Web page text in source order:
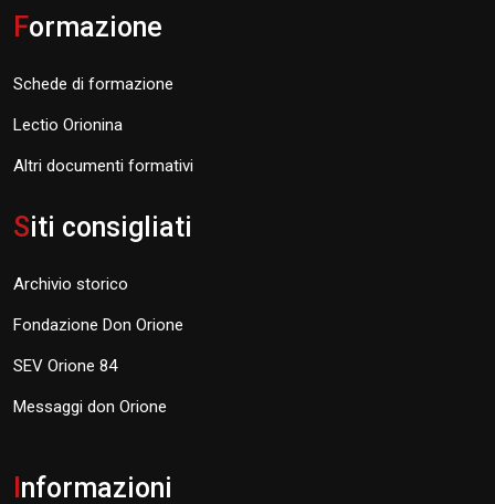
Formazione
Schede di formazione
Lectio Orionina
Altri documenti formativi
Siti consigliati
Archivio storico
Fondazione Don Orione
SEV Orione 84
Messaggi don Orione
Informazioni